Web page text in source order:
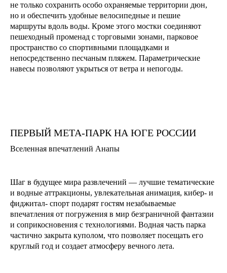
не только сохранить особо охраняемые территории дюн,
но и обеспечить удобные велосипедные и пешие
маршруты вдоль воды. Кроме этого мостки соединяют
пешеходный променад с торговыми зонами, парковое
пространство со спортивными площадками и
непосредственно песчаным пляжем. Параметрические
навесы позволяют укрыться от ветра и непогоды.
ПЕРВЫЙ МЕТА-ПАРК НА ЮГЕ РОССИИ
Вселенная впечатлений Анапы
Шаг в будущее мира развлечений — лучшие тематические
и водные аттракционы, увлекательная анимация, кибер- и
фиджитал- спорт подарят гостям незабываемые
впечатления от погружения в мир безграничной фантазии
и соприкосновения с технологиями. Водная часть парка
частично закрыта куполом, что позволяет посещать его
круглый год и создает атмосферу вечного лета.